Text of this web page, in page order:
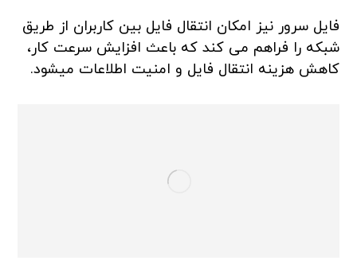
فایل سرور نیز امکان انتقال فایل بین کاربران از طریق
شبکه را فراهم می کند که باعث افزایش سرعت کار،
کاهش هزینه انتقال فایل و امنیت اطلاعات میشود.